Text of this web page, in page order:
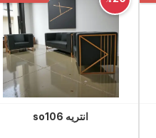
انتريه so106